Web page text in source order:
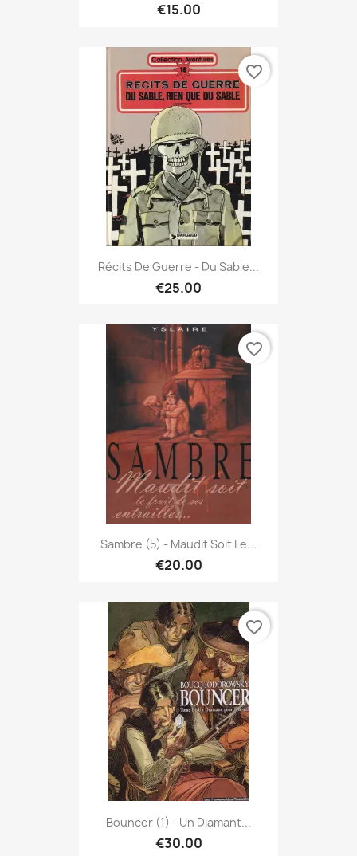
€15.00
Récits De Guerre - Du Sable...
€25.00
favorite_border
Sambre (5) - Maudit Soit Le...
€20.00
favorite_border
Bouncer (1) - Un Diamant...
€30.00
favorite_border